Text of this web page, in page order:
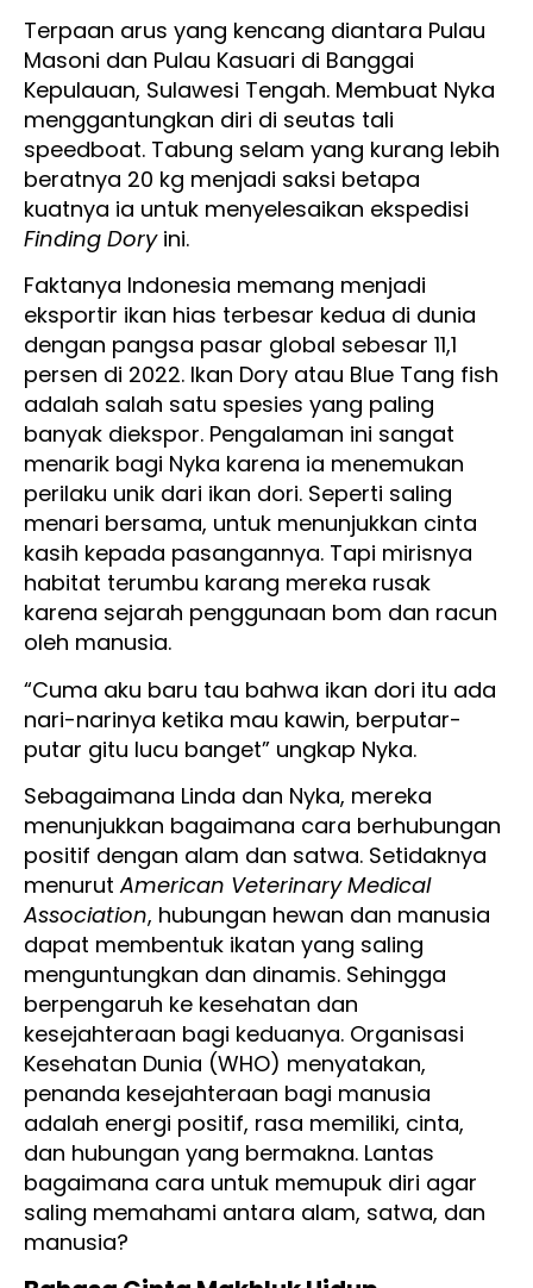
Terpaan arus yang kencang diantara Pulau
Masoni dan Pulau Kasuari di Banggai
Kepulauan, Sulawesi Tengah. Membuat Nyka
menggantungkan diri di seutas tali
speedboat. Tabung selam yang kurang lebih
beratnya 20 kg menjadi saksi betapa
kuatnya ia untuk menyelesaikan ekspedisi
Finding Doryini.
Faktanya Indonesia memang menjadi
eksportir ikan hias terbesar kedua di dunia
dengan pangsa pasar global sebesar 11,1
persen di 2022. Ikan Dory atau Blue Tang fish
adalah salah satu spesies yang paling
banyak diekspor. Pengalaman ini sangat
menarik bagi Nyka karena ia menemukan
perilaku unik dari ikan dori. Seperti saling
menari bersama, untuk menunjukkan cinta
kasih kepada pasangannya. Tapi mirisnya
habitat terumbu karang mereka rusak
karena sejarah penggunaan bom dan racun
oleh manusia.
“Cuma aku baru tau bahwa ikan dori itu ada
nari-narinya ketika mau kawin, berputar-
putar gitu lucu banget” ungkap Nyka.
Sebagaimana Linda dan Nyka, mereka
menunjukkan bagaimana cara berhubungan
positif dengan alam dan satwa. Setidaknya
menurutAmerican Veterinary Medical
Association, hubungan hewan dan manusia
dapat membentuk ikatan yang saling
menguntungkan dan dinamis. Sehingga
berpengaruh ke kesehatan dan
kesejahteraan bagi keduanya. Organisasi
Kesehatan Dunia (WHO) menyatakan,
penanda kesejahteraan bagi manusia
adalah energi positif, rasa memiliki, cinta,
dan hubungan yang bermakna. Lantas
bagaimana cara untuk memupuk diri agar
saling memahami antara alam, satwa, dan
manusia?